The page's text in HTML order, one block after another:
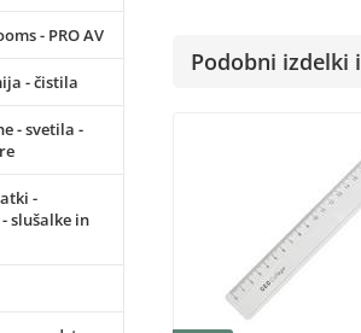
- PRO AV
- čistila
- svetila -
-
slušalke in
Podobni izdelki